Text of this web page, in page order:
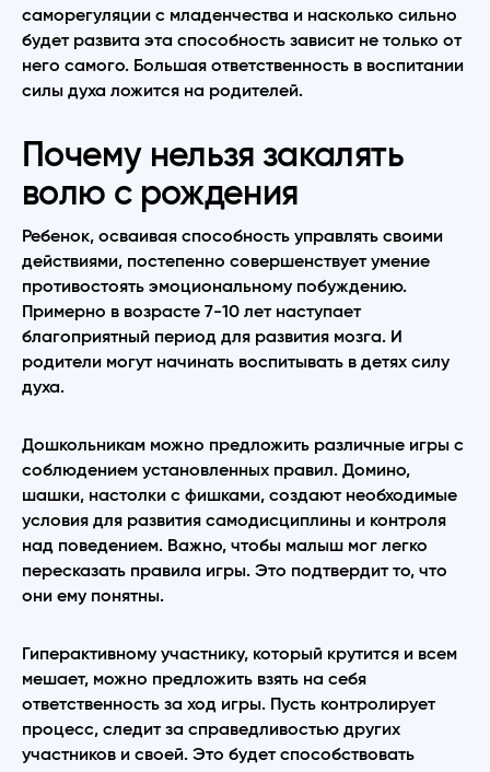
саморегуляции с младенчества и насколько сильно
будет развита эта способность зависит не только от
него самого. Большая ответственность в воспитании
силы духа ложится на родителей.
Почему нельзя закалять
волю с рождения
Ребенок, осваивая способность управлять своими
действиями, постепенно совершенствует умение
противостоять эмоциональному побуждению.
Примерно в возрасте 7-10 лет наступает
благоприятный период для развития мозга. И
родители могут начинать воспитывать в детях силу
духа.
Дошкольникам можно предложить различные игры с
соблюдением установленных правил. Домино,
шашки, настолки с фишками, создают необходимые
условия для развития самодисциплины и контроля
над поведением. Важно, чтобы малыш мог легко
пересказать правила игры. Это подтвердит то, что
они ему понятны.
Гиперактивному участнику, который крутится и всем
мешает, можно предложить взять на себя
ответственность за ход игры. Пусть контролирует
процесс, следит за справедливостью других
участников и своей. Это будет способствовать